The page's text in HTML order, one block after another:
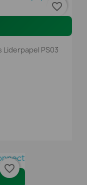
Liderpapel PS03
favorite_border
favorite_border